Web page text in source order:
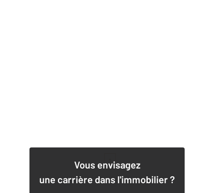
Vous envisagez
une carrière dans l'immobilier ?
1